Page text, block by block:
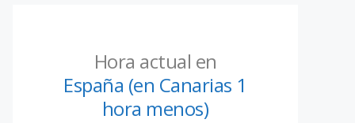
Hora actual en
España (en Canarias 1
hora menos)